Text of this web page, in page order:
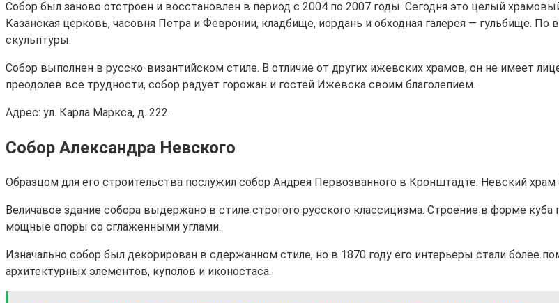
Собор был заново отстроен и восстановлен в период с 2004 по 2007 годы. Сегодня это целый
Казанская церковь, часовня Петра и Февронии, кладбище, иордань и обходная галерея — гульбище.
скульптуры.
Собор выполнен в русско-византийском стиле. В отличие от других ижевских храмов, он не имеет
преодолев все трудности, собор радует горожан и гостей Ижевска своим благолепием.
Адрес: ул. Карла Маркса, д. 222.
Собор Александра Невского
Образцом для его строительства послужил собор Андрея Первозванного в Кронштадте. Невский
Величавое здание собора выдержано в стиле строгого русского классицизма. Строение в форме
мощные опоры со сглаженными углами.
Изначально собор был декорирован в сдержанном стиле, но в 1870 году его интерьеры стали более
архитектурных элементов, куполов и иконостаса.